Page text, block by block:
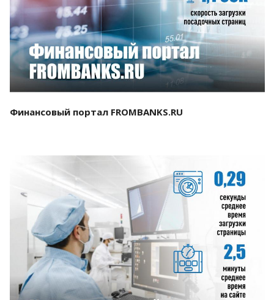
Смотреть проект
Финансовый портал FROMBANKS.RU
Смотреть проект